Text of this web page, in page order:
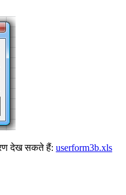
देख सकते हैं: userform3b.xls